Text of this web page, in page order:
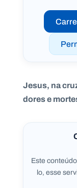
Jesus, na
dores e
Este
lo, esse
i
n
p
t
n
d
a
t
a
c